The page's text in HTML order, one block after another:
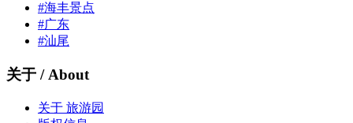
#海丰景点
#广东
#汕尾
关于 / About
关于 旅游园